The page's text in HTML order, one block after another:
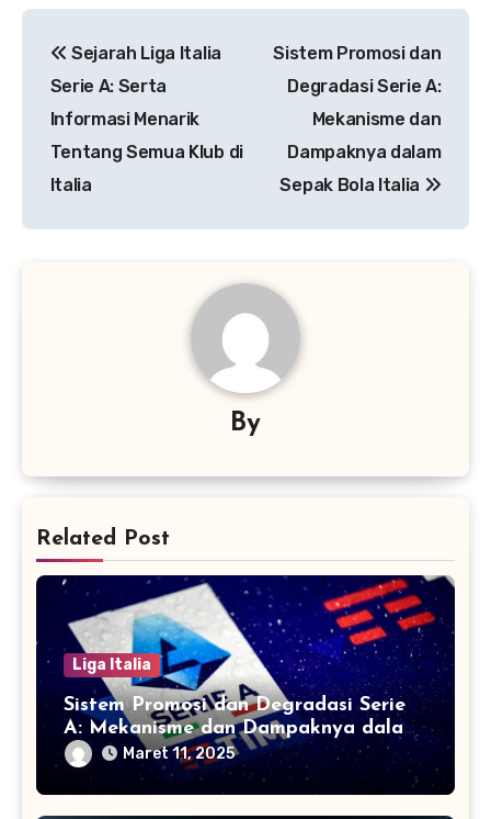
pos
Sejarah Liga Italia
Serie A: Serta
Informasi Menarik
Tentang Semua Klub di
Italia
Sistem Promosi dan
Degradasi Serie A:
Mekanisme dan
Dampaknya dalam
Sepak Bola Italia
By
Related Post
Liga Italia
Sistem Promosi dan Degradasi Serie
A: Mekanisme dan Dampaknya dalam
Sepak Bola Italia
Maret 11, 2025